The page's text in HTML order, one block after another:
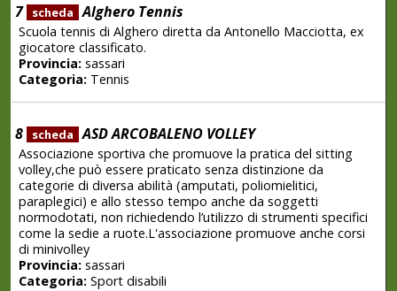
7 scheda Alghero Tennis
Scuola tennis di Alghero diretta da Antonello Macciotta, ex
giocatore classificato.
Provincia:sassari
Categoria:Tennis
8 scheda ASD ARCOBALENO VOLLEY
Associazione sportiva che promuove la pratica del sitting
volley,che può essere praticato senza distinzione da
categorie di diversa abilità (amputati, poliomielitici,
paraplegici) e allo stesso tempo anche da soggetti
normodotati, non richiedendo l’utilizzo di strumenti specifici
come la sedie a ruote.L'associazione promuove anche corsi
di minivolley
Provincia:sassari
Categoria:Sport disabili